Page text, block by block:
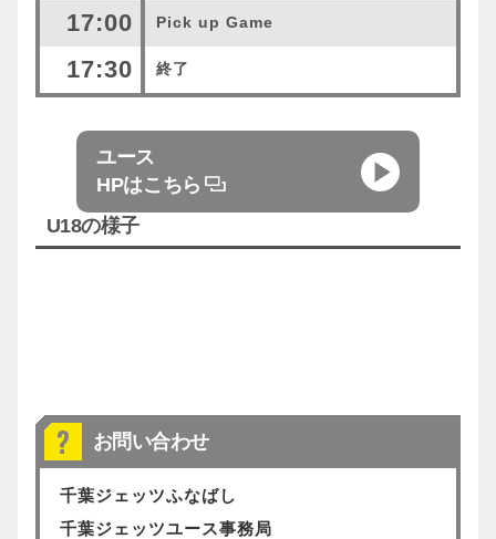
17:00 Pick up Game
17:30 終了
ユース
HPはこちら
U18の様子
お問い合わせ
千葉ジェッツふなばし
千葉ジェッツユース事務局